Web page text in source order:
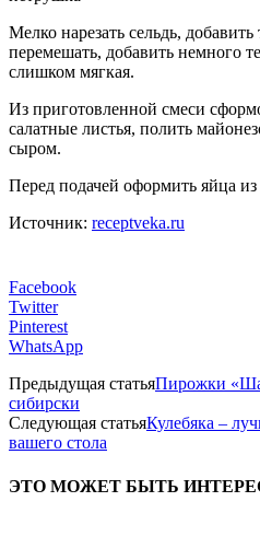
Мелко нарезать сельдь, добавить
перемешать, добавить немного
слишком мягкая.
Из приготовленной смеси
салатные листья, полить
сыром.
Перед подачей оформить яйца
Источник: receptveka.ru
Facebook
Twitter
Pinterest
WhatsApp
Предыдущая статьяПирожки
сибирски
Следующая статьяКулебяка –
вашего стола
ЭТО МОЖЕТ БЫТЬ